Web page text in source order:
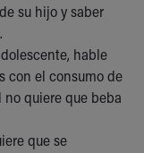
su hijo y saber
hable
con el consumo de
quiere que beba
que se